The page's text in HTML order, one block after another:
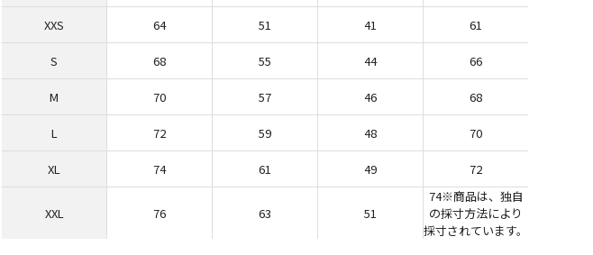
XXS 64 51 41 61
S 68 55 44 66
M 70 57 46 68
L 72 59 48 70
XL 74 61 49 72
XXL 76 63 51
74※商品は、独自
の採寸方法により
採寸されています。